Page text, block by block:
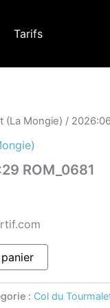
Tarifs
(La Mongie) /
ROM_0681
: Col du